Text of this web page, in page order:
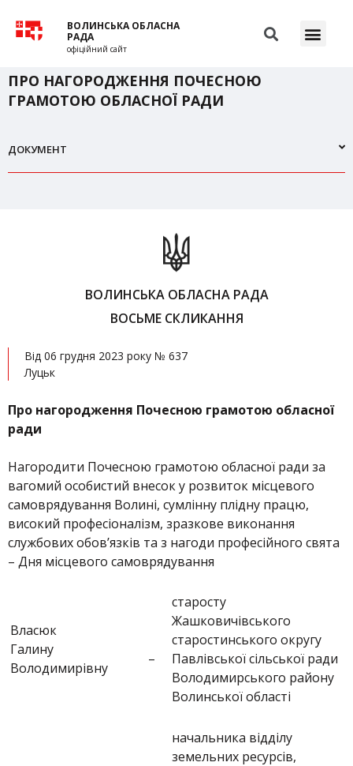
ВОЛИНСЬКА ОБЛАСНА
РАДА
офіційний сайт
ПРО НАГОРОДЖЕННЯ ПОЧЕСНОЮ
ГРАМОТОЮ ОБЛАСНОЇ РАДИ
ДОКУМЕНТ
ВОЛИНСЬКА ОБЛАСНА РАДА
ВОСЬМЕ СКЛИКАННЯ
Від 06 грудня 2023 року № 637
Луцьк
Про нагородження Почесною грамотою обласної
ради
Нагородити Почесною грамотою обласної ради за
вагомий особистий внесок у розвиток місцевого
самоврядування Волині, сумлінну плідну працю,
високий професіоналізм, зразкове виконання
службових обов’язків та з нагоди професійного свята
– Дня місцевого самоврядування
Власюк
Галину
Володимирівну
–
старосту
Жашковичівського
старостинського округу
Павлівської сільської ради
Володимирського району
Волинської області
начальника відділу
земельних ресурсів,